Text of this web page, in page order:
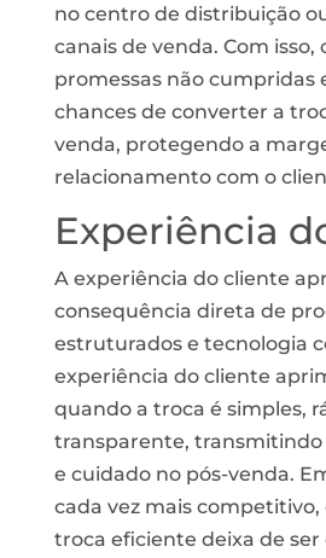
no centro de distribuição
canais de venda. Com isso,
promessas não cumpridas
chances de converter a
venda, protegendo a
relacionamento com o
Experiência
A experiência do cliente
consequência direta de
estruturados e tecnologia
experiência do cliente
quando a troca é simples,
transparente, transmitindo
e cuidado no pós-venda.
cada vez mais
troca eficiente deixa de ser